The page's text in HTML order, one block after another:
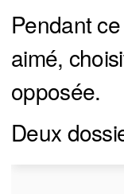
Pendant
aimé,
opposée.
Deux